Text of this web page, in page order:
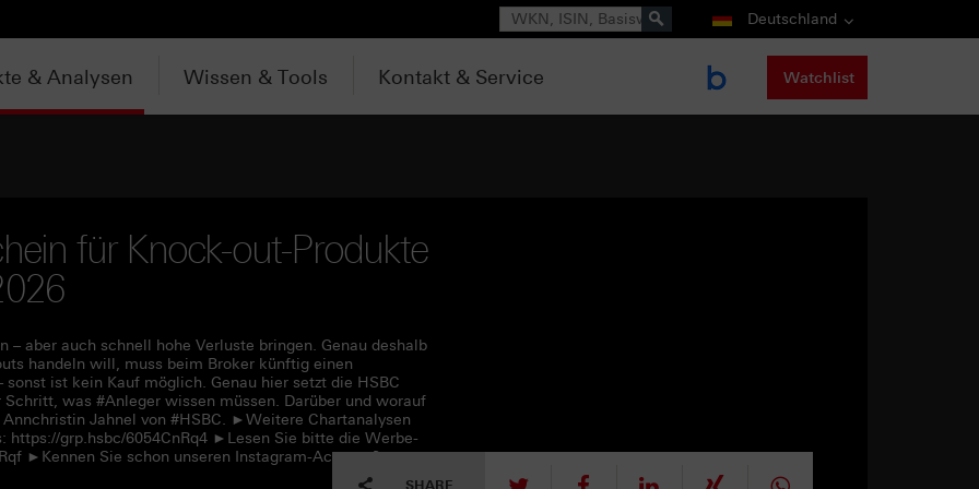
Suche Deutschland
& Analysen Wissen & Tools Kontakt & Service Watchlist
für Knock-out-Produkte
aber auch schnell hohe Verluste bringen. Genau deshalb
handeln will, muss beim Broker künftig einen
ist kein Kauf möglich. Genau hier setzt die HSBC
was #Anleger wissen müssen. Darüber und worauf
Jahnel von #HSBC. ►Weitere Chartanalysen
grp.hsbc/6054CnRq4 ►Lesen Sie bitte die Werbe-
►Kennen Sie schon unseren Instagram-Account?
SHARE tweet mitteilen